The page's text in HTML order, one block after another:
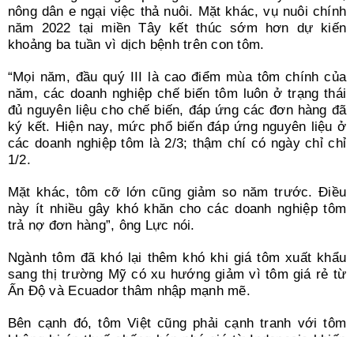
nông dân e ngại việc thả nuôi. Mặt khác, vụ nuôi chính
năm 2022 tại miền Tây kết thúc sớm hơn dự kiến
khoảng ba tuần vì dịch bệnh trên con tôm.
“Mọi năm, đầu quý III là cao điểm mùa tôm chính của
năm, các doanh nghiệp chế biến tôm luôn ở trạng thái
đủ nguyên liệu cho chế biến, đáp ứng các đơn hàng đã
ký kết. Hiện nay, mức phổ biến đáp ứng nguyên liệu ở
các doanh nghiệp tôm là 2/3; thậm chí có ngày chỉ chỉ
1/2.
Mặt khác, tôm cỡ lớn cũng giảm so năm trước. Điều
này ít nhiều gây khó khăn cho các doanh nghiệp tôm
trả nợ đơn hàng”, ông Lực nói.
Ngành tôm đã khó lại thêm khó khi giá tôm xuất khẩu
sang thị trường Mỹ có xu hướng giảm vì tôm giá rẻ từ
Ấn Độ và Ecuador thâm nhập mạnh mẽ.
Bên cạnh đó, tôm Việt cũng phải cạnh tranh với tôm